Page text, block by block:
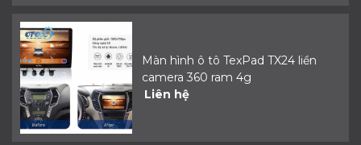
Màn hình ô tô TexPad TX24 liền
camera 360 ram 4g
Liên hệ